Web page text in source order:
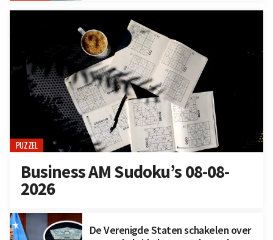
PUZZEL
Business AM Sudoku’s 08-08-
2026
De Verenigde Staten schakelen over